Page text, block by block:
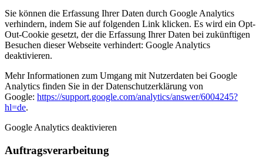
Sie können die Erfassung Ihrer Daten durch Google Analytics
verhindern, indem Sie auf folgenden Link klicken. Es wird ein Opt-
Out-Cookie gesetzt, der die Erfassung Ihrer Daten bei zukünftigen
Besuchen dieser Webseite verhindert: Google Analytics
deaktivieren.
Mehr Informationen zum Umgang mit Nutzerdaten bei Google
Analytics finden Sie in der Datenschutzerklärung von
Google: https://support.google.com/analytics/answer/6004245?
hl=de.
Google Analytics deaktivieren
Auftragsverarbeitung